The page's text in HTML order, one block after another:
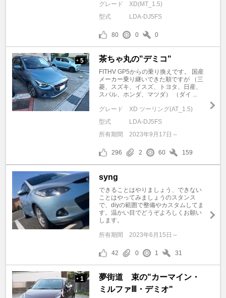
グレード
XD(MT_1.5)
型式
LDA-DJ5FS
80 0 0
+ 5 茶ちゃ丸の"デミコ"
FITHV GP5からの乗り換えです。 国産
メーカー乗り継いできた順ですが （三
菱、スズキ、イスズ、トヨタ、日産、
スバル、ホンダ、マツダ） （ダイ ...
グレード
XD ツーリング(AT_1.5)
型式
LDA-DJ5FS
所有期間
2023年9月17日～
296 2 60 159
syng
できることはやりましょう、できない
ことはやってみましょうのスタンス
で、diyの範囲で整備やカスタムしてま
す。温かい目でどうぞよろしくお願い
します。
所有期間 2023年6月15日～
42 0 1 31
+ 1
夢街道 束の"カーマイン・
ミルファⅢ・デミオ"